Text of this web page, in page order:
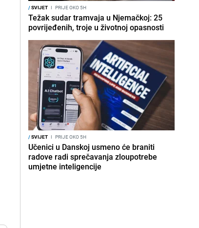
/SVIJET I PRIJE OKO 5H
Težak sudar tramvaja u Njemačkoj: 25
povrijeđenih, troje u životnoj opasnosti
/SVIJET I PRIJE OKO 5H
Učenici u Danskoj usmeno će braniti
radove radi sprečavanja zloupotrebe
umjetne inteligencije